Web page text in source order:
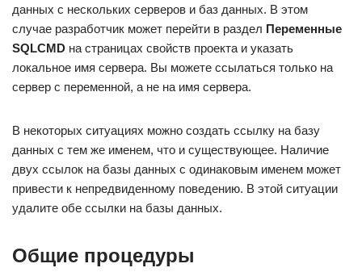
данных с нескольких серверов и баз данных. В этом
случае разработчик может перейти в раздел Переменные
SQLCMD на страницах свойств проекта и указать
локальное имя сервера. Вы можете ссылаться только на
сервер с переменной, а не на имя сервера.
В некоторых ситуациях можно создать ссылку на базу
данных с тем же именем, что и существующее. Наличие
двух ссылок на базы данных с одинаковым именем может
привести к непредвиденному поведению. В этой ситуации
удалите обе ссылки на базы данных.
Общие процедуры